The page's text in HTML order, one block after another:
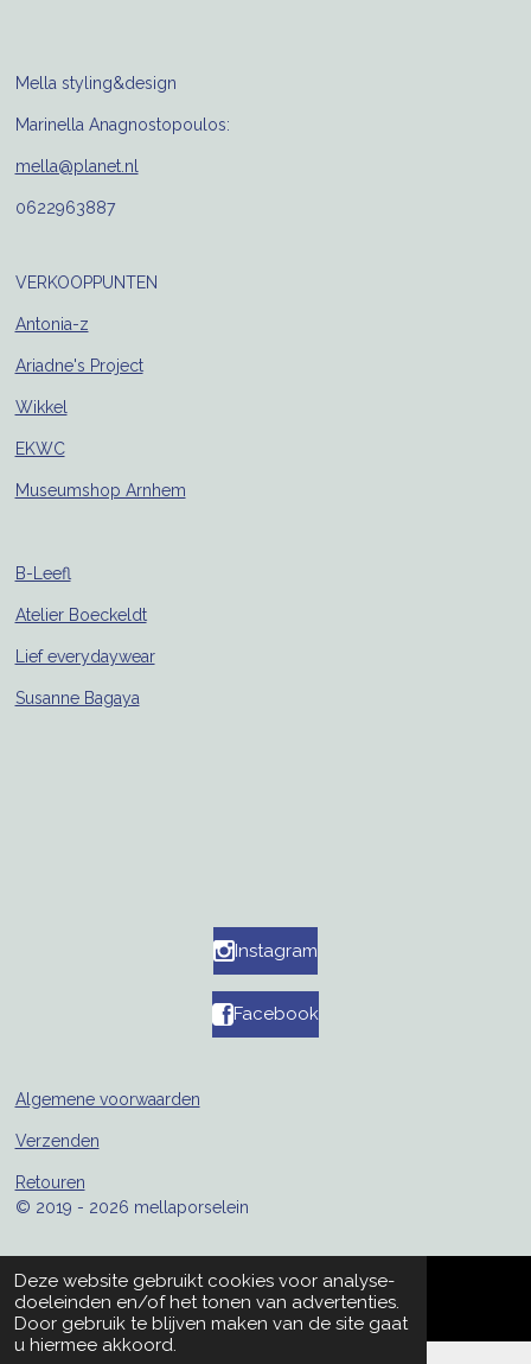
Deze website gebruikt cookies voor analyse-
doeleinden en/of het tonen van advertenties.
Door gebruik te blijven maken van de site gaat
u hiermee akkoord.
Mella styling&design
Marinella Anagnostopoulos:
mella@planet.nl
0622963887
VERKOOPPUNTEN
Antonia-z
Ariadne's Project
Wikkel
EKWC
Museumshop Arnhem
B-Leefl
Atelier Boeckeldt
Lief everydaywear
Susanne Bagaya
Instagram
Facebook
Algemene voorwaarden
Verzenden
Retouren
© 2019 - 2026 mellaporselein